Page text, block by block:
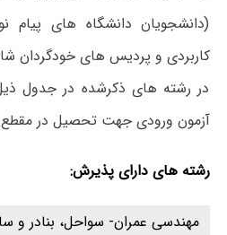
(دانشجویان دانشگاه های پیام
کاربردی و پردیس های خودگردان
در رشته های ذکرشده در جدول
آزمون ورودی جهت تحصیل در مقطع
رشته های دارای پذیرش:
مهندسی عمران- سواحل، بنادر و